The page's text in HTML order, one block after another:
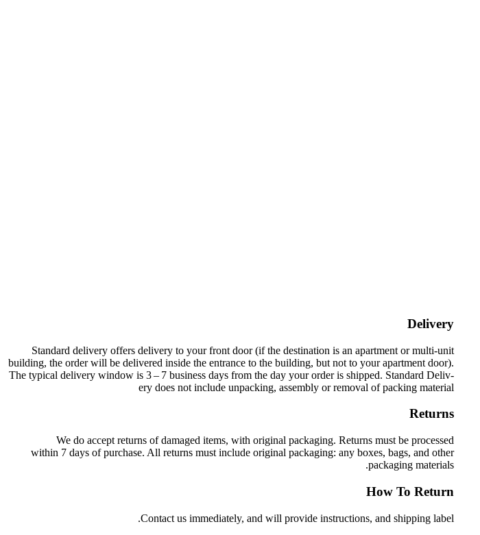
Delivery
Stan­dard deliv­ery offers deliv­ery to your front door (if the desti­na­tion is an apart­ment or multi-unit
build­ing, the order will be deliv­ered inside the entrance to the build­ing, but not to your apart­ment door).
The typical deliv­ery window is 3 – 7 busi­ness days from the day your order is shipped. Stan­dard Deliv­
ery does not include unpack­ing, assem­bly or removal of packing material
Returns
We do accept returns of damaged items, with orig­i­nal pack­ag­ing. Returns must be processed
within 7 days of purchase. All returns must include orig­i­nal pack­ag­ing: any boxes, bags, and other
packaging materials.
How To Return
Contact us imme­di­ately, and will provide instruc­tions, and shipping label.